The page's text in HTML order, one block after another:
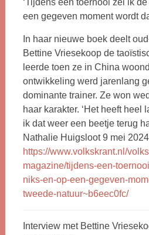
‘Tijdens een toernooi zei ik
een gegeven moment wordt
In haar nieuwe boek deelt
Bettine Vriesekoop de
leerde toen ze in China
ontwikkeling werd jarenlang
dominante trainer. Ze won
haar karakter. ‘Het heeft heel
ik dat weer een beetje terug
Nathalie Huigsloot 9 mei
https://www.volkskrant.nl/
magazine/tijdens-een-
niks-en-op-een-gegeven-
tweede-natuur~b6eec0fc/
Interview met Bettine